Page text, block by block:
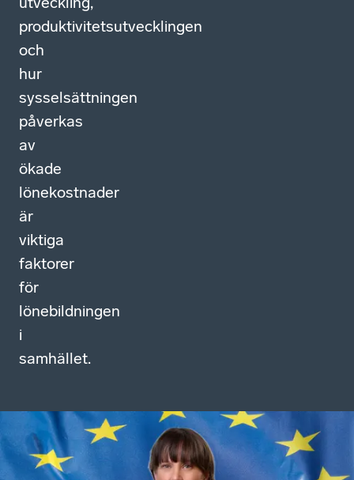
produktivitetsutvecklingen
och
hur
sysselsättningen
påverkas
av
ökade
lönekostnader
är
viktiga
faktorer
för
lönebildningen
i
samhället.